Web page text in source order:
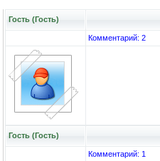
Гость (Гость)
Комментарий: 2
Гость (Гость)
Комментарий: 1